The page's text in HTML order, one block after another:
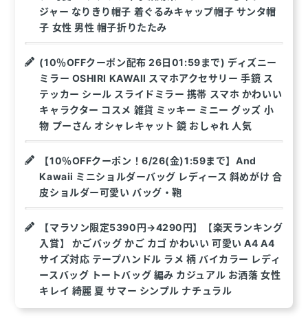
ジャー なりきり帽子 着ぐるみキャップ帽子 サンタ帽
子 女性 男性 帽子折りたたみ
(10％OFFクーポン配布 26日01:59まで) ディズニー
ミラー OSHIRI KAWAII スマホアクセサリー 手鏡 ス
テッカー シール スライドミラー 携帯 スマホ かわいい
キャラクター コスメ 雑貨 ミッキー ミニー グッズ 小
物 プーさん オシャレキャット 鏡 おしゃれ 人気
【10％OFFクーポン！6/26(金)1:59まで】And
Kawaii ミニショルダーバッグ レディース 斜めがけ 合
皮ショルダー可愛い バッグ・鞄
【マラソン限定5390円→4290円】【楽天ランキング
入賞】 かごバッグ かご カゴ かわいい 可愛い A4 A4
サイズ対応 テープハンドル ラメ 柄 バイカラー レディ
ースバッグ トートバッグ 編み カジュアル お洒落 女性
キレイ 綺麗 夏 サマー シンプル ナチュラル